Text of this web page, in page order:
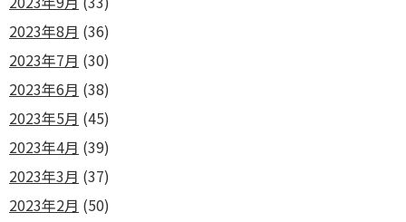
2023年8月 (36)
2023年7月 (30)
2023年6月 (38)
2023年5月 (45)
2023年4月 (39)
2023年3月 (37)
2023年2月 (50)